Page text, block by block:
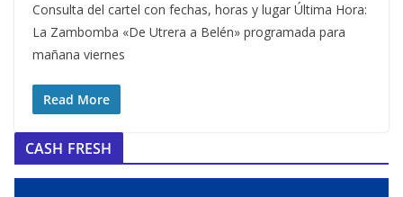
Consulta del cartel con fechas, horas y lugar Última Hora:
La Zambomba «De Utrera a Belén» programada para
mañana viernes
Read More
CASH FRESH